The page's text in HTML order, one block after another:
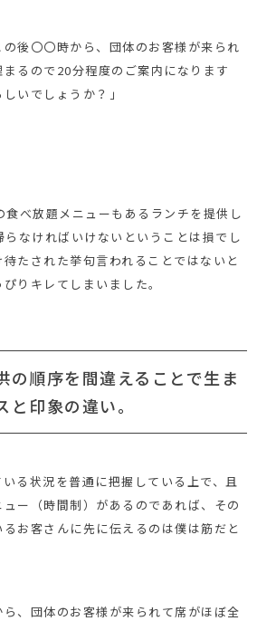
の後〇〇時から、団体のお客様が来られ
るので20分程度のご案内になります
いでしょうか？」
食べ放題メニューもあるランチを提供し
らなければいけないということは損でし
たされた挙句言われることではないと
りキレてしまいました。
の順序を間違えることで生ま
と印象の違い。
る状況を普通に把握している上で、且
ー（時間制）があるのであれば、その
お客さんに先に伝えるのは僕は筋だと
ら、団体のお客様が来られて席がほぼ全